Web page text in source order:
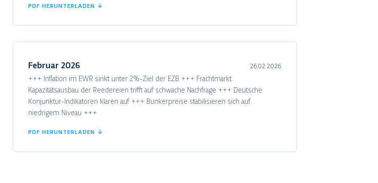
PDF HERUNTERLADEN ↓
Februar 2026 26.02.2026
+++ Inflation im EWR sinkt unter 2%-Ziel der EZB +++ Frachtmarkt:
Kapazitätsausbau der Reedereien trifft auf schwache Nachfrage +++ Deutsche
Konjunktur-Indikatoren klaren auf +++ Bunkerpreise stabilisieren sich auf
niedrigem Niveau +++
PDF HERUNTERLADEN ↓